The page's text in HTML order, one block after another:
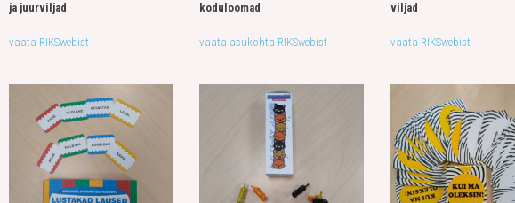
ja juurviljad
vaata RIKSwebist
koduloomad
vaata asukohta RIKSwebist
viljad
vaata RIKSwebist